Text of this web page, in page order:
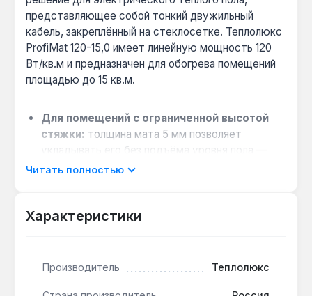
представляющее собой тонкий двужильный
кабель, закреплённый на стеклосетке. Теплолюкс
ProfiMat 120-15,0 имеет линейную мощность 120
Вт/кв.м и предназначен для обогрева помещений
площадью до 15 кв.м.
Для помещений с ограниченной высотой
стяжки: толщина мата 5 мм позволяет
укладывать его без подъёма уровня пола —
подходит для ванных и кухонь в квартирах.
и линолеум — не требует специального клея
дополнительного экрана: алюмолавсановая
Читать полностью
Характеристики
Производитель Теплолюкс